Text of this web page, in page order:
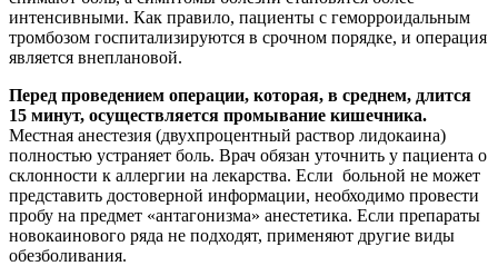
интенсивными. Как правило, пациенты с геморроидальным
тромбозом госпитализируются в срочном порядке, и операция
является внеплановой.
Перед проведением операции, которая, в среднем, длится
15 минут, осуществляется промывание кишечника.
Местная анестезия (двухпроцентный раствор лидокаина)
полностью устраняет боль. Врач обязан уточнить у пациента о
склонности к аллергии на лекарства. Если больной не может
представить достоверной информации, необходимо провести
пробу на предмет «антагонизма» анестетика. Если препараты
новокаинового ряда не подходят, применяют другие виды
обезболивания.